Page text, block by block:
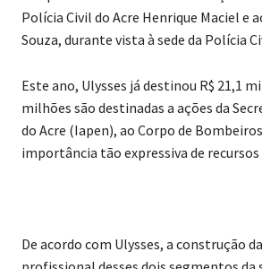
Polícia Civil do Acre Henrique Maciel
Souza, durante vista à sede da Polícia
Este ano, Ulysses já destinou R$ 21,1
milhões são destinadas a ações da
do Acre (Iapen), ao Corpo de
importância tão expressiva de
De acordo com Ulysses, a construção